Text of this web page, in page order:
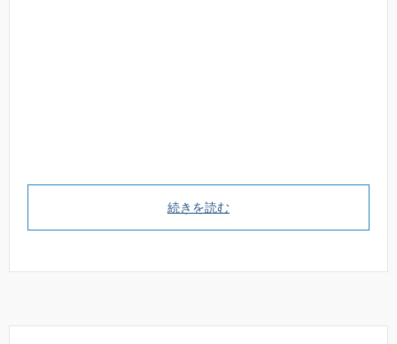
続きを読む